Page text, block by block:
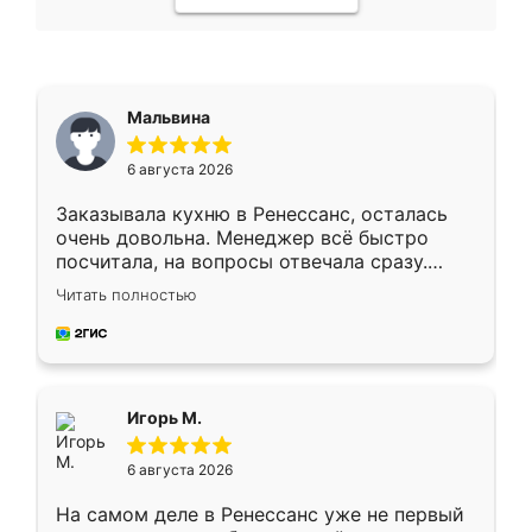
Мальвина
6 августа 2026
Заказывала кухню в Ренессанс, осталась
очень довольна. Менеджер всё быстро
посчитала, на вопросы отвечала сразу.
Замерщик приехал в субботу, подошёл к
делу со всей ответственностью. Собрали
за день, ребята работали аккуратно, даже
Читать полностью
Игорь М.
6 августа 2026
На самом деле в Ренессанс уже не первый